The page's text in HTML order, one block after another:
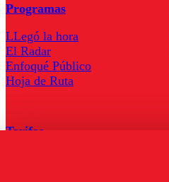
Programas
LLegó la hora
El Radar
Enfoqué Público
Hoja de Ruta
Tarifas